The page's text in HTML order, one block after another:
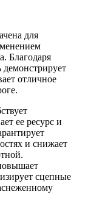
для
Благодаря
демонстрирует
отличное
ее ресурс и
и снижает
сцепные